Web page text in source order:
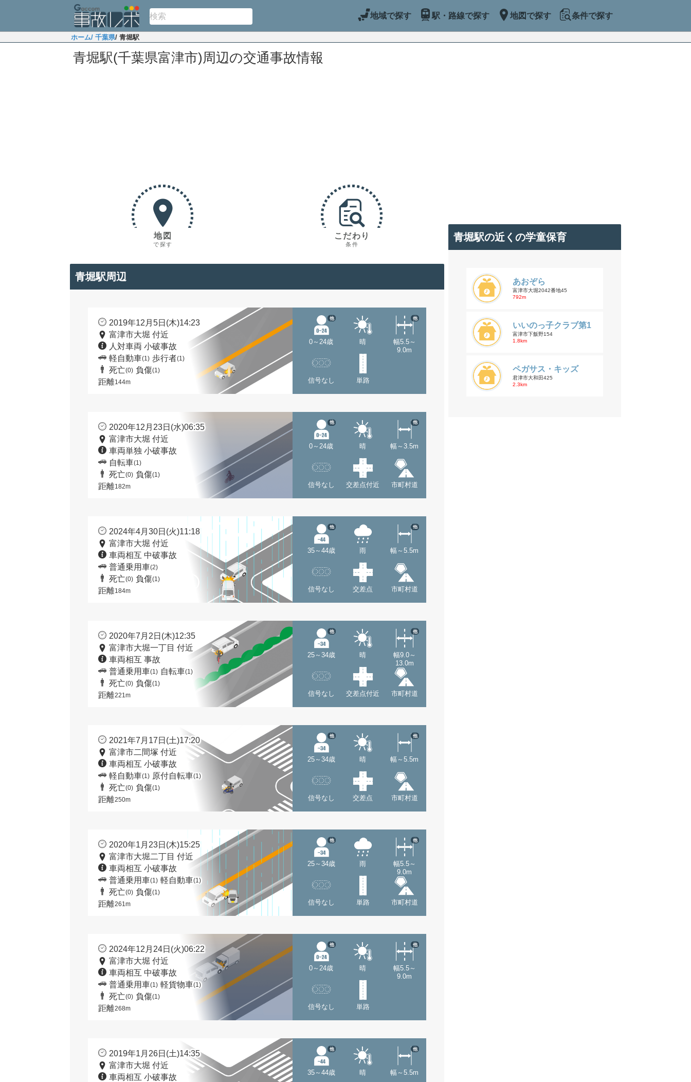
地域で探す 駅・路線で探す 地図で探す 条件で探す
ホーム/ 千葉県/ 青堀駅
青堀駅(千葉県富津市)周辺の交通事故情報
地図
で探す
こだわり
条件
青堀駅周辺
2019年12月5日(木)14:23
富津市大堀 付近
人対車両 小破事故
軽自動車(1) 歩行者(1)
死亡(0) 負傷(1)
距離144m
0～24歳
他
晴
幅5.5～
9.0m
他
信号なし 単路
2020年12月23日(水)06:35
富津市大堀 付近
車両単独 小破事故
自転車(1)
死亡(0) 負傷(1)
距離182m
0～24歳
他
晴 幅～3.5m
他
信号なし 交差点付近 市町村道
2024年4月30日(火)11:18
富津市大堀 付近
車両相互 中破事故
普通乗用車(2)
死亡(0) 負傷(1)
距離184m
35～44歳
他
雨 幅～5.5m
他
信号なし 交差点 市町村道
2020年7月2日(木)12:35
富津市大堀一丁目 付近
車両相互 事故
普通乗用車(1) 自転車(1)
死亡(0) 負傷(1)
距離221m
25～34歳
他
晴
幅9.0～
13.0m
他
信号なし 交差点付近 市町村道
2021年7月17日(土)17:20
富津市二間塚 付近
車両相互 小破事故
軽自動車(1) 原付自転車(1)
死亡(0) 負傷(1)
距離250m
25～34歳
他
晴 幅～5.5m
他
信号なし 交差点 市町村道
2020年1月23日(木)15:25
富津市大堀二丁目 付近
車両相互 小破事故
普通乗用車(1) 軽自動車(1)
死亡(0) 負傷(1)
距離261m
25～34歳
他
雨
幅5.5～
9.0m
他
信号なし 単路 市町村道
2024年12月24日(火)06:22
富津市大堀 付近
車両相互 中破事故
普通乗用車(1) 軽貨物車(1)
死亡(0) 負傷(1)
距離268m
0～24歳
他
晴
幅5.5～
9.0m
他
信号なし 単路
2019年1月26日(土)14:35
富津市大堀 付近
車両相互 小破事故
35～44歳
他
晴 幅～5.5m
他
青堀駅の近くの学童保育
あおぞら
富津市大堀2042番地45
792m
いいのっ子クラブ第1
富津市下飯野154
1.8km
ペガサス・キッズ
君津市大和田425
2.3km